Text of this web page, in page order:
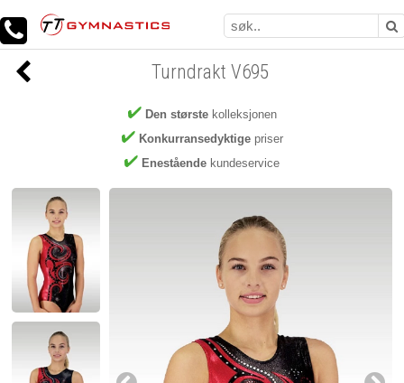
Den størstekolleksjonen
Konkurransedyktigepriser
Enestående kundeservice
Turndrakt V695